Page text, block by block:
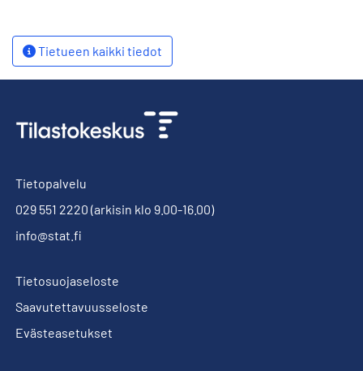
Tietueen kaikki tiedot
Tietopalvelu
029 551 2220 (arkisin klo 9.00-16.00)
info@stat.fi
Tietosuojaseloste
Saavutettavuusseloste
Evästeasetukset